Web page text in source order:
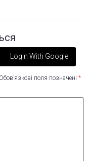
Login With Google
Обов’язкові поля позначені *